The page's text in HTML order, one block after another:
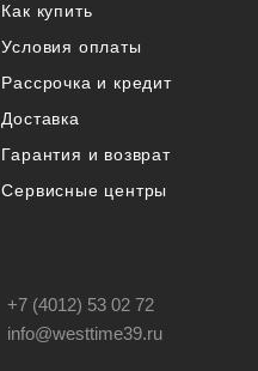
Как купить
Условия оплаты
Рассрочка и кредит
Доставка
Гарантия и возврат
Сервисные центры
+7 (4012) 53 02 72
info@westtime39.ru